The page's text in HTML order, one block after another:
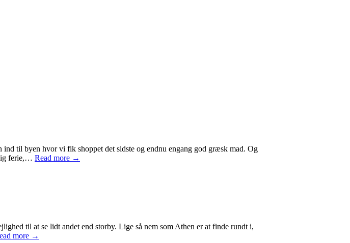
til byen hvor vi fik shoppet det sidste og endnu engang god græsk mad. Og
ferie,… Read more →
til at se lidt andet end storby. Lige så nem som Athen er at finde rundt i,
more →